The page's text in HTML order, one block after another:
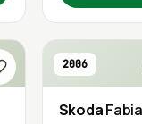
2006
SkodaFabia